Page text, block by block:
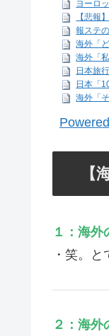
ヨーロ
【悲報
報ステ
海外「
海外「
日本旅
日本「
海外「
【
１：海外
・笑。
２：海外